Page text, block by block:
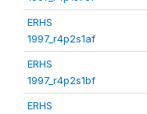
ERHS
1997_r4p2s1af
ERHS
1997_r4p2s1bf
ERHS